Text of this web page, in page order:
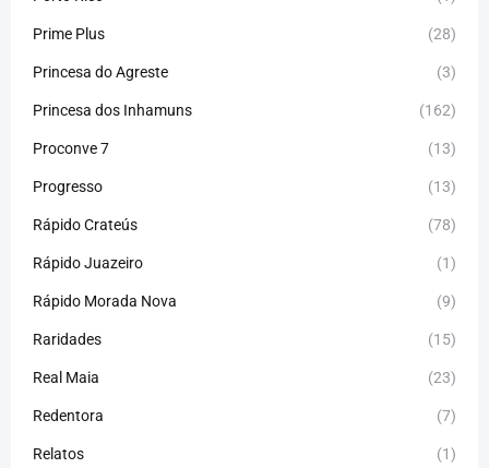
Prime Plus (28)
Princesa do Agreste (3)
Princesa dos Inhamuns (162)
Proconve 7 (13)
Progresso (13)
Rápido Crateús (78)
Rápido Juazeiro (1)
Rápido Morada Nova (9)
Raridades (15)
Real Maia (23)
Redentora (7)
Relatos (1)